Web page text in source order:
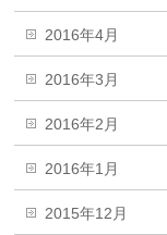
2016年4月
2016年3月
2016年2月
2016年1月
2015年12月